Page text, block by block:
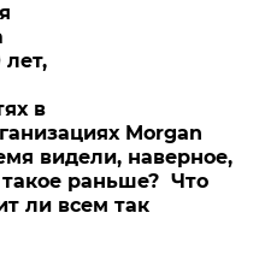
в
Morgan
видели, наверное,
раньше? Что
ли всем так